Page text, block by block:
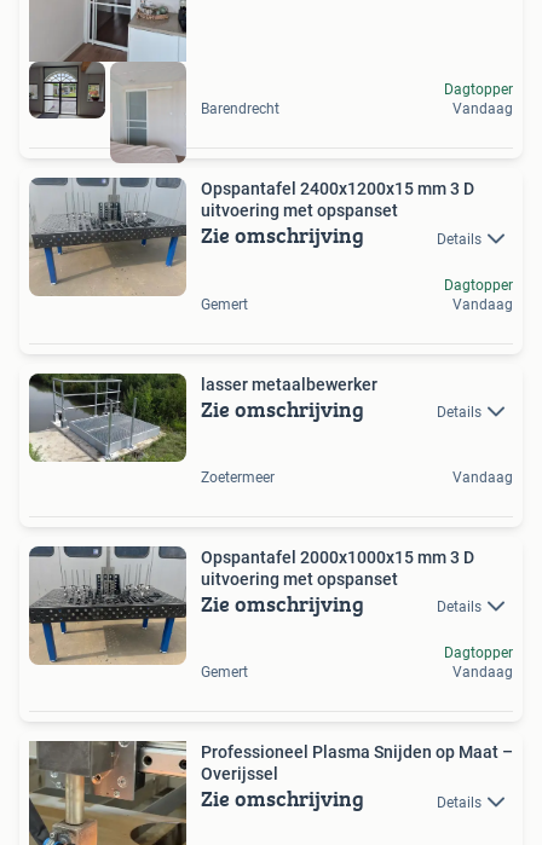
Barendrecht
Dagtopper
Vandaag
Opspantafel 2400x1200x15 mm 3 D
uitvoering met opspanset
Zie omschrijving Details
Gemert
Dagtopper
Vandaag
lasser metaalbewerker
Zie omschrijving Details
Zoetermeer Vandaag
Opspantafel 2000x1000x15 mm 3 D
uitvoering met opspanset
Zie omschrijving Details
Gemert
Dagtopper
Vandaag
Professioneel Plasma Snijden op Maat –
Overijssel
Zie omschrijving Details